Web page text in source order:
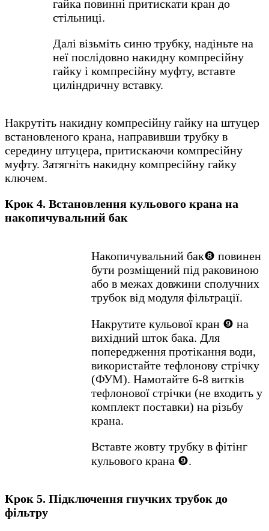
гайка повинні притискати кран до
стільниці.
Далі візьміть синю трубку, надіньте на
неї послідовно накидну компресійну
гайку і компресійну муфту, вставте
циліндричну вставку.
Накрутіть накидну компресійну гайку на штуцер
встановленого крана, направивши трубку в
середину штуцера, притискаючи компресійну
муфту. Затягніть накидну компресійну гайку
ключем.
Крок 4. Встановлення кульового крана на
накопичувальний бак
Накопичувальний бак❽ повинен
бути розміщений під раковиною
або в межах довжини сполучних
трубок від модуля фільтрації.
Накрутите кульової кран ❾ на
вихідний шток бака. Для
попередження протікання води,
використайте тефлонову стрічку
(ФУМ). Намотайте 6-8 витків
тефлонової стрічки (не входить у
комплект поставки) на різьбу
крана.
Вставте жовту трубку в фітінг
кульового крана ❾.
Крок 5. Підключення гнучких трубок до
фільтру